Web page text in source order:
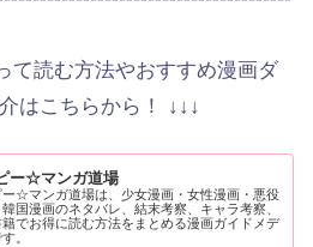
て読む方法やおすすめ漫画ダ
はこちらから！ ↓↓↓
ー☆マンガ道場
ー☆マンガ道場は、少女漫画・女性漫画・悪役
国漫画のネタバレ、結末考察、キャラ考察、
籍でお得に読む方法をまとめる漫画ガイドメデ
。